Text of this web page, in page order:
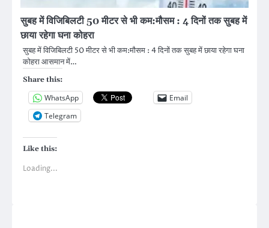
सुबह में विजिबिलटी 50 मीटर से भी कम:मौसम : 4 दिनों तक सुबह में
छाया रहेगा घना कोहरा
सुबह में विजिबिलटी 50 मीटर से भी कम:मौसम : 4 दिनों तक सुबह में छाया रहेगा घना
कोहरा आसमान में…
Share this:
WhatsApp
Email
Telegram
Like this:
Loading...